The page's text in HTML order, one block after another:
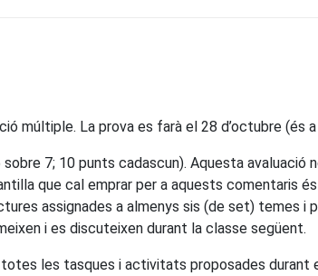
múltiple. La prova es farà el 28 d’octubre (és a
7; 10 punts cadascun). Aquesta avaluació
que cal emprar per a aquests comentaris
assignades a almenys sis (de set) temes i
i es discuteixen durant la classe següent.
les tasques i activitats proposades durant